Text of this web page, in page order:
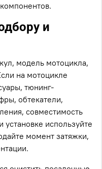
и
модель мотоцикла,
на мотоцикле
тюнинг-
обтекатели,
совместимость
используйте
момент затяжки,